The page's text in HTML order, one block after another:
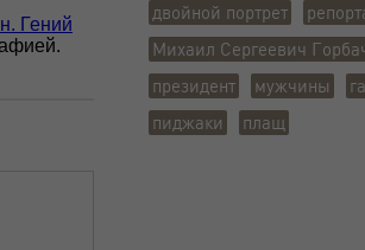
двойной портрет
Михаил Сергеевич
президент
мужчины
пиджаки
плащ
Гений